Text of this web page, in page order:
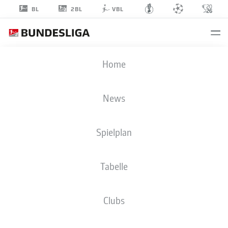
BL 2BL VBL
Home
News
Spielplan
Tabelle
Clubs